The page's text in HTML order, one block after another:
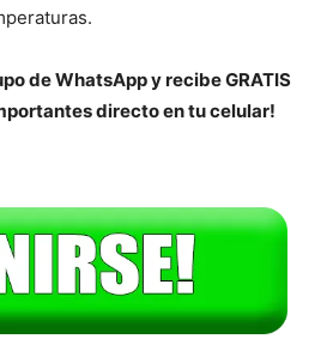
de WhatsApp y recibe GRATIS
directo en tu celular!